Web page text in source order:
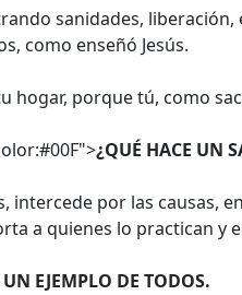
sanidades,
como enseñó Jesús.
hogar, porque tú, como
¿QUÉ HACE UN
intercede por las causas,
a quienes lo practican y
UN EJEMPLO DE TODOS.